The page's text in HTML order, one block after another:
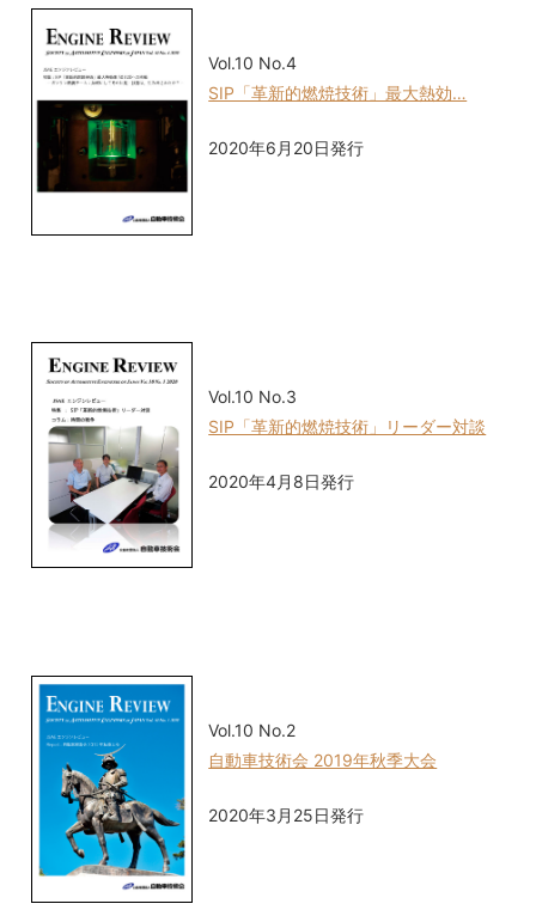
Vol.10 No.4
SIP「革新的燃焼技術」最大熱効…
2020年6月20日発行
Vol.10 No.3
SIP「革新的燃焼技術」リーダー対談
2020年4月8日発行
Vol.10 No.2
自動車技術会 2019年秋季大会
2020年3月25日発行